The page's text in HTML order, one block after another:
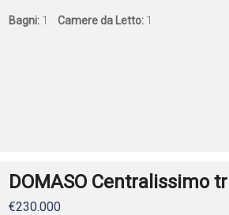
Bagni: 1 Camere da Letto: 1
DOMASO Centralissimo
€230.000